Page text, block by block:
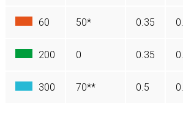
60 50* 0.35
200 0 0.35
300 70** 0.5